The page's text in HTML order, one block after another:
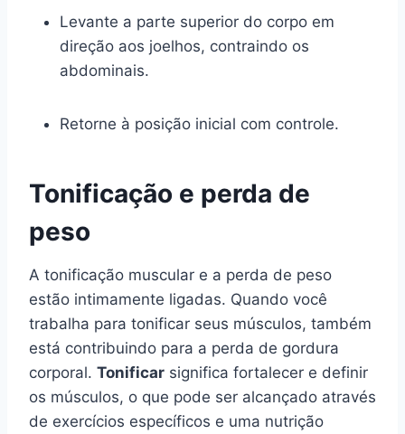
Levante a parte superior do corpo em
direção aos joelhos, contraindo os
abdominais.
Retorne à posição inicial com controle.
Tonificação e perda de
peso
A tonificação muscular e a perda de peso
estão intimamente ligadas. Quando você
trabalha para tonificar seus músculos, também
está contribuindo para a perda de gordura
corporal. Tonificar significa fortalecer e definir
os músculos, o que pode ser alcançado através
de exercícios específicos e uma nutrição